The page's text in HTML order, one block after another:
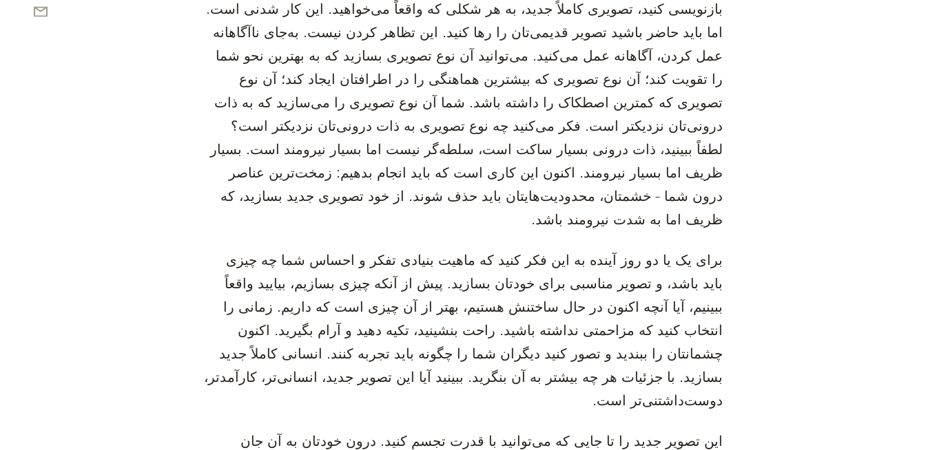
بازنویسی کنید، تصویری کاملاً جدید، به هر شکلی که واقعاً می‌خواهید. این کار شدنی است.
اما باید حاضر باشید تصویر قدیمی‌تان را رها کنید. این تظاهر کردن نیست. به‌جای ناآگاهانه
عمل کردن، آگاهانه عمل می‌کنید. می‌توانید آن نوع تصویری بسازید که به بهترین نحو شما
را تقویت کند؛ آن نوع تصویری که بیشترین هماهنگی را در اطرافتان ایجاد کند؛ آن نوع
تصویری که کمترین اصطکاک را داشته باشد. شما آن نوع تصویری را می‌سازید که به ذات
درونی‌تان نزدیکتر است. فکر می‌کنید چه نوع تصویری به ذات درونی‌تان نزدیکتر است؟
لطفاً ببینید، ذات درونی بسیار ساکت است، سلطه‌گر نیست اما بسیار نیرومند است. بسیار
ظریف اما بسیار نیرومند. اکنون این کاری است که باید انجام بدهیم: زمخت‌ترین عناصر
درون شما - خشمتان، محدودیت‌هایتان باید حذف شوند. از خود تصویری جدید بسازید، که
ظریف اما به شدت نیرومند باشد.
‫برای یک یا دو روز آینده به این فکر کنید که ماهیت بنیادی تفکر و احساس شما چه چیزی
باید باشد، و تصویر مناسبی برای خودتان بسازید. پیش از آنکه چیزی بسازیم، بیایید واقعاً
ببینیم، آیا آنچه اکنون در حال ساختنش هستیم، بهتر از آن چیزی است که داریم. زمانی را
انتخاب کنید که مزاحمتی نداشته باشید. راحت بنشینید، تکیه دهید و آرام بگیرید. اکنون
چشمانتان را ببندید و تصور کنید دیگران شما را چگونه باید تجربه کنند. انسانی کاملاً جدید
بسازید. با جزئیات هر چه بیشتر به آن بنگرید. ببینید آیا این تصویر جدید، انسانی‌تر، کارآمدتر،
دوست‌‌داشتنی‌تر است.
‫این تصویر جدید را تا جایی که می‌توانید با قدرت تجسم کنید. درون خودتان به آن جان